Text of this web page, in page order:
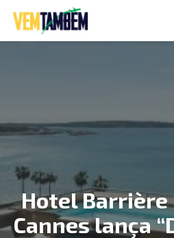
Hotel
Cannes lança